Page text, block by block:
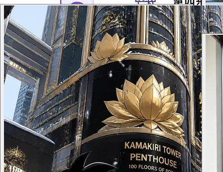
high-fashion, with thin serif lettering and balanced spacing.
Mood: seductive elegance, feminine power, exclusivity, mystery,
luxury beyond imagination. Visual quality should resemble a
Vogue luxury fragrance advertisement with flawless composition
and premium artistic direction.
请生成流程图：第一步,围堰排水，流水节拍5天；第二步：土方
施工，流水节拍5天，第三步,垫层施工，流水节拍5天；第四步,混
凝土浇筑与设备基础安装，流水节拍20天；第五步,一体化泵站安
装，流水节拍5天；